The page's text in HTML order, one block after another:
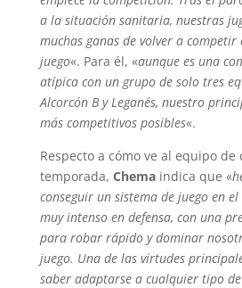
a la situación sanitaria, nuestras
muchas ganas de volver a
juego«. Para él, «aunque es una
atípica con un grupo de solo tres
Alcorcón B y Leganés, nuestro
más competitivos posibles«.
Respecto a cómo ve al equipo
temporada, Chemaindica que «
conseguir un sistema de juego en
muy intenso en defensa, con una
para robar rápido y dominar
juego. Una de las virtudes
saber adaptarse a cualquier tipo